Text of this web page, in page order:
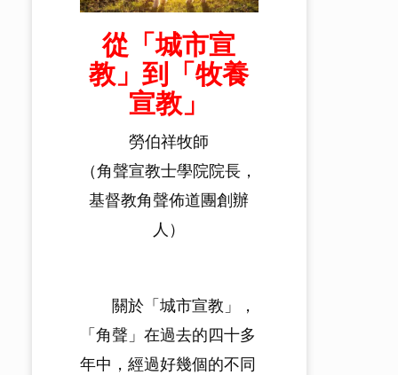
從「城市宣
教」到「牧養
宣教」
勞伯祥牧師
（角聲宣教士學院院長，
基督教角聲佈道團創辦
人）
關於「城市宣教」，
「角聲」在過去的四十多
年中，經過好幾個的不同